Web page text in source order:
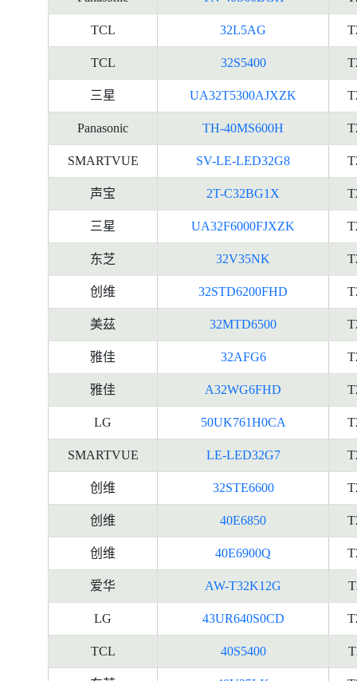
TCL 32L5AG
TCL 32S5400
三星 UA32T5300AJXZK
Panasonic TH-40MS600H
SMARTVUE SV-LE-LED32G8
声宝 2T-C32BG1X
三星 UA32F6000FJXZK
东芝 32V35NK
创维 32STD6200FHD
美茲 32MTD6500
雅佳 32AFG6
雅佳 A32WG6FHD
LG 50UK761H0CA
SMARTVUE LE-LED32G7
创维 32STE6600
创维 40E6850
创维 40E6900Q
爱华 AW-T32K12G
LG 43UR640S0CD
TCL 40S5400